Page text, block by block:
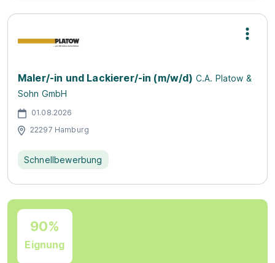
Maler/-in und Lackierer/-in (m/w/d) C.A. Platow &
Sohn GmbH
01.08.2026
22297 Hamburg
Schnellbewerbung
90%
Eignung